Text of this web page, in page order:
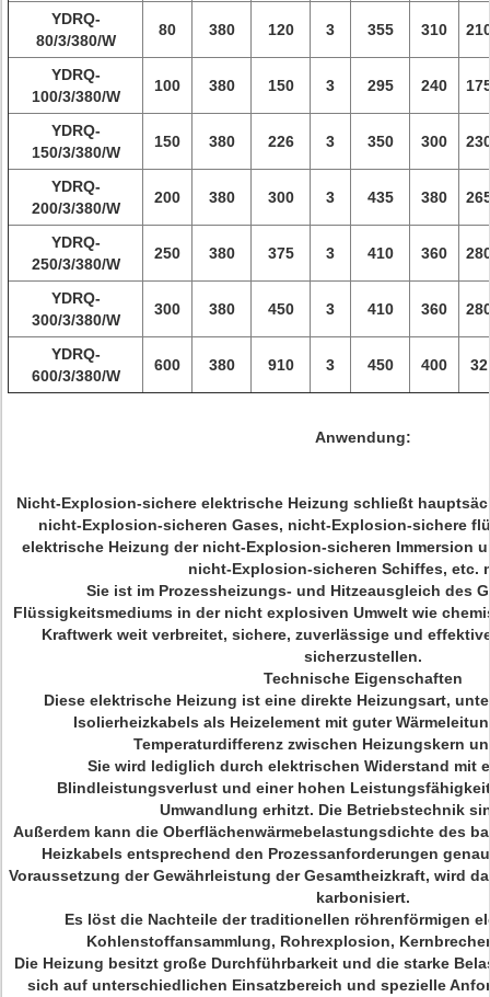
YDRQ-
80/3/380/W
80 380 120 3 355 310
YDRQ-
100/3/380/W
100 380 150 3 295 240
YDRQ-
150/3/380/W
150 380 226 3 350 300
YDRQ-
200/3/380/W
200 380 300 3 435 380
YDRQ-
250/3/380/W
250 380 375 3 410 360
YDRQ-
300/3/380/W
300 380 450 3 410 360
YDRQ-
600/3/380/W
600 380 910 3 450 400 32
Anwendung:
Nicht-Explosion-sichere elektrische Heizung schließt
nicht-Explosion-sicheren Gases, nicht-Explosion-sichere
elektrische Heizung der nicht-Explosion-sicheren Immersion
nicht-Explosion-sicheren Schiffes, etc.
Sie ist im Prozessheizungs- und Hitzeausgleich des
Flüssigkeitsmediums in der nicht explosiven Umwelt wie
Kraftwerk weit verbreitet, sichere, zuverlässige und
sicherzustellen.
Technische Eigenschaften
Diese elektrische Heizung ist eine direkte Heizungsart,
Isolierheizkabels als Heizelement mit guter
Temperaturdifferenz zwischen Heizungskern
Sie wird lediglich durch elektrischen Widerstand mit
Blindleistungsverlust und einer hohen
Umwandlung erhitzt. Die Betriebstechnik
Außerdem kann die Oberflächenwärmebelastungsdichte des
Heizkabels entsprechend den Prozessanforderungen
Voraussetzung der Gewährleistung der Gesamtheizkraft, wird
karbonisiert.
Es löst die Nachteile der traditionellen röhrenförmigen
Kohlenstoffansammlung, Rohrexplosion,
Die Heizung besitzt große Durchführbarkeit und die starke
sich auf unterschiedlichen Einsatzbereich und spezielle